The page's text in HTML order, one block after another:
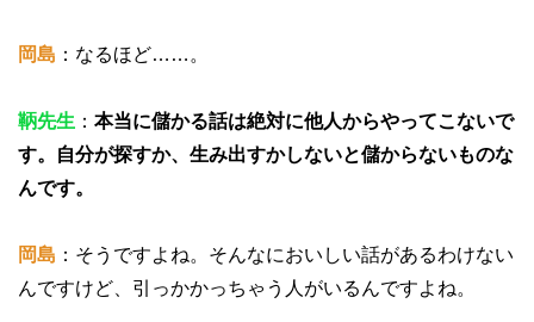
岡島 ：なるほど……。
鞆先生 ： 本当に儲かる話は絶対に他人からやってこないで
す。自分が探すか、生み出すかしないと儲からないものな
んです。
岡島 ：そうですよね。そんなにおいしい話があるわけない
んですけど、引っかかっちゃう人がいるんですよね。